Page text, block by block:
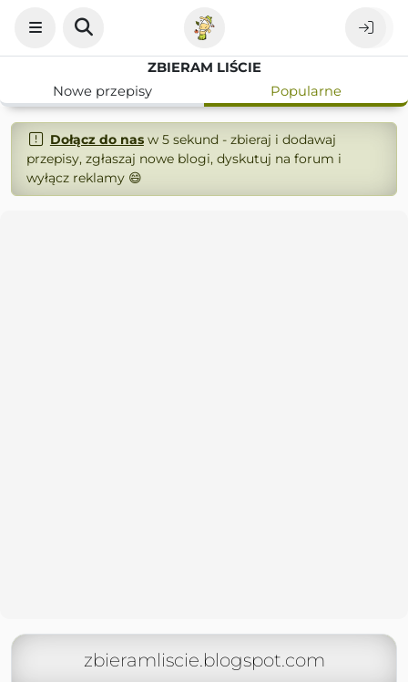
ZBIERAM LIŚCIE
Nowe przepisy
Popularne
Dołącz do nasw 5 sekund - zbieraj i dodawaj
przepisy, zgłaszaj nowe blogi, dyskutuj na forum i
wyłącz reklamy 😄
zbieramliscie.blogspot.com